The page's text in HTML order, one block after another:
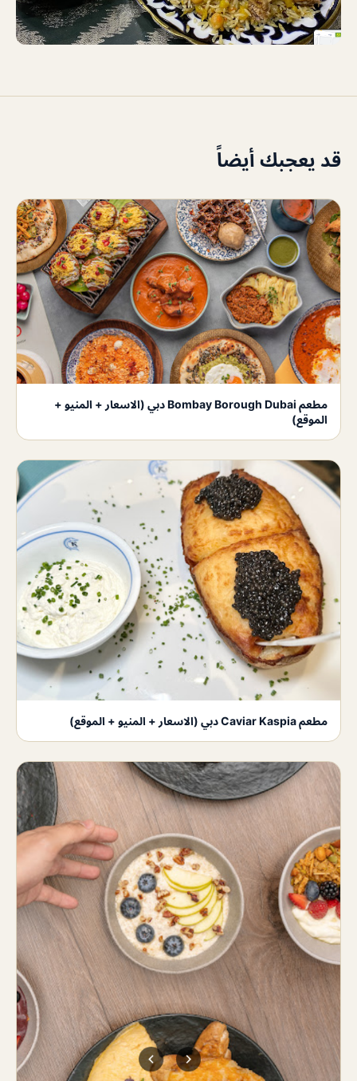
قد يعجبك أيضاً
مطعم Bombay Borough Dubai دبي (الاسعار + المنيو +
الموقع)
مطعم Caviar Kaspia دبي (الاسعار + المنيو + الموقع)